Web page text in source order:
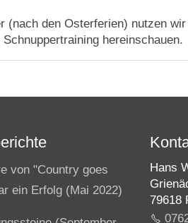
den Osterferien) nutzen
hereinschauen.
von "Country goes
ein Erfolg (Mai 2022)
Hans
79618